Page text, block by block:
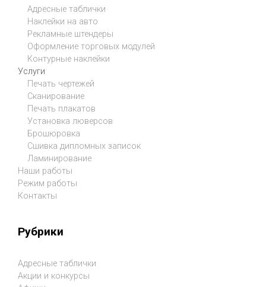
Адресные таблички
Наклейки на авто
Рекламные штендеры
Оформление торговых модулей
Контурные наклейки
Услуги
Печать чертежей
Сканирование
Печать плакатов
Установка люверсов
Брошюровка
Сшивка дипломных записок
Ламинирование
Наши работы
Режим работы
Контакты
Рубрики
Адресные таблички
Акции и конкурсы